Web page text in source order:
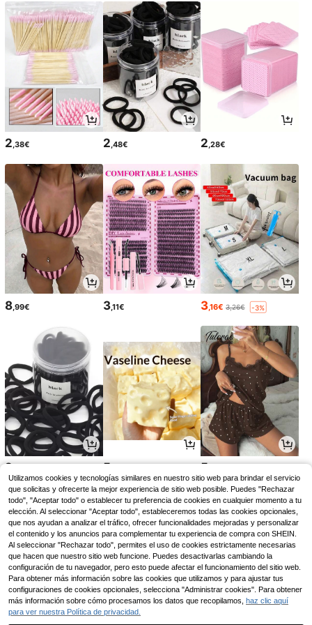
2,38€ 2,48€ 2,28€
8 ,99€ 3,11€ 3,16€ 3,26€ -3%
2 5 5
Utilizamos cookies y tecnologías similares en nuestro sitio web para brindar el servicio
que solicitas y ofrecerte la mejor experiencia de sitio web posible. Puedes "Rechazar
todo", "Aceptar todo" o establecer tu preferencia de cookies en cualquier momento a tu
elección. Al seleccionar "Aceptar todo", estableceremos todas las cookies opcionales,
que nos ayudan a analizar el tráfico, ofrecer funcionalidades mejoradas y personalizar
el contenido y los anuncios para complementar tu experiencia de compra con SHEIN.
Al seleccionar "Rechazar todo", permites el uso de cookies estrictamente necesarias
que hacen que nuestro sitio web funcione. Puedes desactivarlas cambiando la
configuración de tu navegador, pero esto puede afectar el funcionamiento del sitio web.
Para obtener más información sobre las cookies que utilizamos y para ajustar tus
configuraciones de cookies opcionales, selecciona "Administrar cookies". Para obtener
más información sobre cómo procesamos los datos que recopilamos, haz clic aquí
para ver nuestra Política de privacidad.